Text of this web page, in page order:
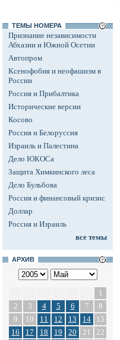
ТЕМЫ НОМЕРА
Признание независимости
Абхазии и Южной Осетии
Автопром
Ксенофобия и неофашизм в
России
Россия и Прибалтика
Исторические версии
Косово
Россия и Белоруссия
Израиль и Палестина
Дело ЮКОСа
Защита Химкинского леса
Дело Бульбова
Россия и финансовый кризис
Доллар
Россия и Израиль
все темы
АРХИВ
1
2
3 4 5 6 7
8
9
10 11 12 13 14
15
16
17 18 19 20 21
22